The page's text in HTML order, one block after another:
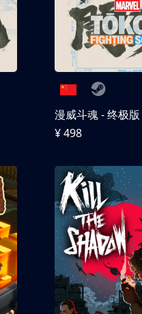
漫威斗魂 - 终极版
¥ 498